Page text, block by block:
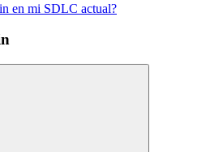
en mi SDLC actual?